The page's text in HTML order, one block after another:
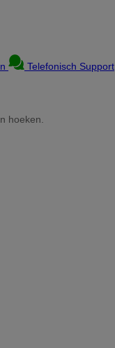
Telefonisch Support
hoeken.